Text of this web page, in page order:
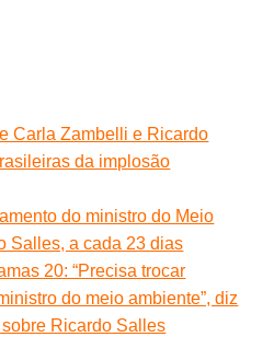
Carla Zambelli e Ricardo
da implosão
do ministro do Meio
Salles, a cada 23 dias
20: “Precisa trocar
do meio ambiente”, diz
Ricardo Salles